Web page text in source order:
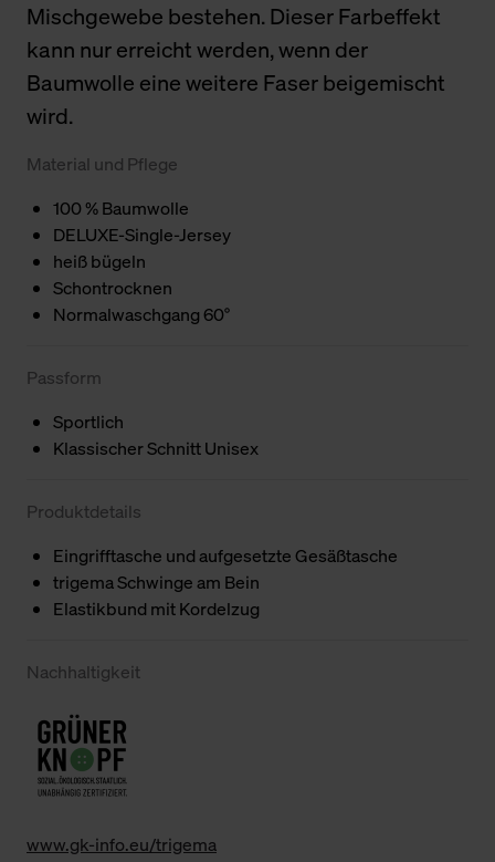
Mischgewebe bestehen. Dieser Farbeffekt
kann nur erreicht werden, wenn der
Baumwolle eine weitere Faser beigemischt
wird.
Material und Pflege
100 % Baumwolle
DELUXE-Single-Jersey
heiß bügeln
Schontrocknen
Normalwaschgang 60°
Passform
Sportlich
Klassischer Schnitt Unisex
Produktdetails
Eingrifftasche und aufgesetzte Gesäßtasche
trigema Schwinge am Bein
Elastikbund mit Kordelzug
Nachhaltigkeit
www.gk-info.eu/trigema